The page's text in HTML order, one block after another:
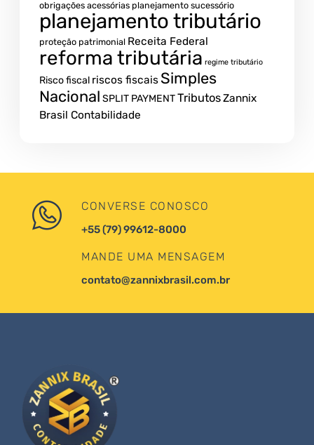
obrigações acessórias planejamento sucessório
planejamento tributário
proteção patrimonial Receita Federal
reforma tributária regime tributário
Risco fiscal riscos fiscais Simples
Nacional SPLIT PAYMENTTributosZannix
Brasil Contabilidade
CONVERSE CONOSCO
+55 (79) 99612-8000
MANDE UMA MENSAGEM
contato@zannixbrasil.com.br